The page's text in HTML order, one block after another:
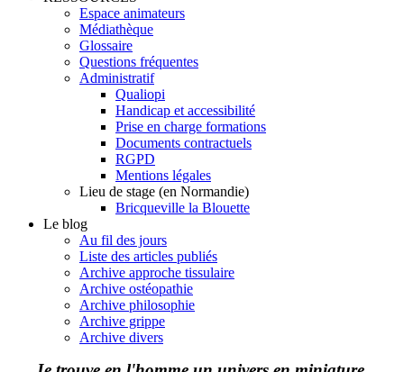
Espace animateurs
Médiathèque
Glossaire
Questions fréquentes
Administratif
Qualiopi
Handicap et accessibilité
Prise en charge formations
Documents contractuels
RGPD
Mentions légales
Lieu de stage (en Normandie)
Bricqueville la Blouette
Le blog
Au fil des jours
Liste des articles publiés
Archive approche tissulaire
Archive ostéopathie
Archive philosophie
Archive grippe
Archive divers